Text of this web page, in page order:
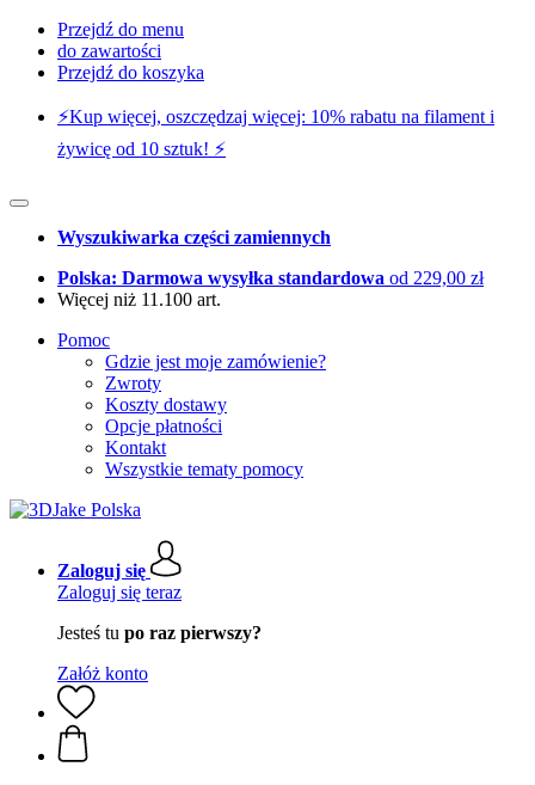
Przejdź do menu
do zawartości
Przejdź do koszyka
⚡️Kup więcej, oszczędzaj więcej: 10% rabatu na filament i
żywicę od 10 sztuk! ⚡️
Wyszukiwarka części zamiennych
Polska: Darmowa wysyłka standardowa od 229,00 zł
Więcej niż 11.100 art.
Pomoc
Gdzie jest moje zamówienie?
Zwroty
Koszty dostawy
Opcje płatności
Kontakt
Wszystkie tematy pomocy
Zaloguj się
Zaloguj się teraz
Jesteś tu po raz pierwszy?
Załóż konto